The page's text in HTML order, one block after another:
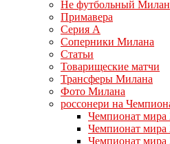
Не футбольный Милан
Примавера
Серия А
Соперники Милана
Статьи
Товарищеские матчи
Трансферы Милана
Фото Милана
россонери на
Чемпионат мира
Чемпионат мира
Чемпионат мира